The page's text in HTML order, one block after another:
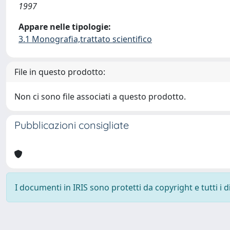
1997
Appare nelle tipologie:
3.1 Monografia,trattato scientifico
File in questo prodotto:
Non ci sono file associati a questo prodotto.
Pubblicazioni consigliate
I documenti in IRIS sono protetti da copyright e tutti i